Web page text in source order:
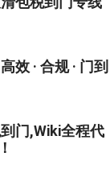
效 · 合规 · 门到
门,Wiki全程代